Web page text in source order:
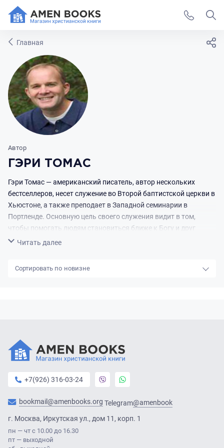
Главная
Автор
ГЭРИ ТОМАС
Гэри Томас — американский писатель, автор нескольких
бестселлеров, несет служение во Второй баптистской церкви в
Хьюстоне, а также преподает в Западной семинарии в
Портленде. Основную цель своего служения видит в том,
чтобы помогать людям становиться ближе к Богу и друг
другу.
Свернуть
Читать далее
новизне
+7(926) 316-03-24
bookmail@amenbooks.org Telegram@amenbook
г. Москва, Иркутская ул., дом 11, корп. 1
пн — чт с 10.00 до 16.30
пт — выходной